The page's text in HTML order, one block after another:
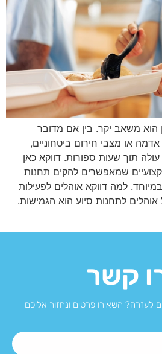
הוא משאב יקר. בין אם מדובר
או מצבי חירום ביטחוניים,
תוך שעות ספורות. דווקא כאן
שמאפשרים להקים תחנות
למה דווקא אוהלים לפעילות
אוהלים לתחנות סיוע הוא הגמישות.
קשר
לעזרה? השאירו פרטים ונחזור אליכם